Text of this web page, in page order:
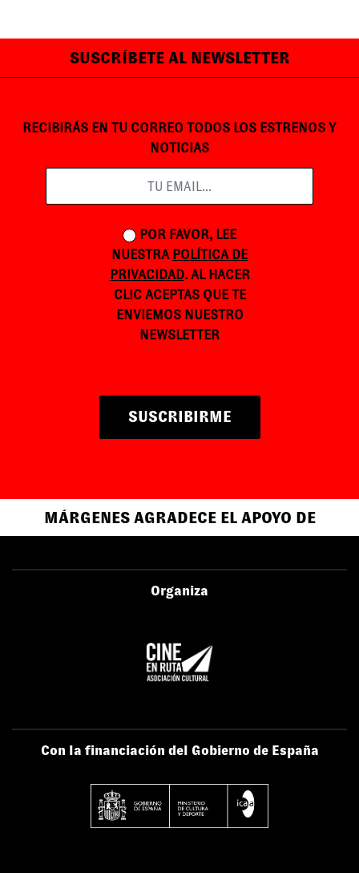
SUSCRÍBETE AL NEWSLETTER
RECIBIRÁS EN TU CORREO TODOS LOS ESTRENOS Y
NOTICIAS
POR FAVOR, LEE
NUESTRA POLÍTICA DE
PRIVACIDAD. AL HACER
CLIC ACEPTAS QUE TE
ENVIEMOS NUESTRO
NEWSLETTER
SUSCRIBIRME
MÁRGENES AGRADECE EL APOYO DE
Organiza
Con la financiación del Gobierno de España